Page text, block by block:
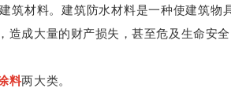
筑材料。建筑防水材料是一种使建筑
造成大量的财产损失，甚至危及生命安
料两大类。